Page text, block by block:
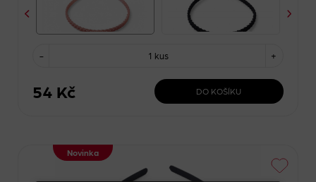
- +
1 kus
54 Kč DO KOŠÍKU
Novinka